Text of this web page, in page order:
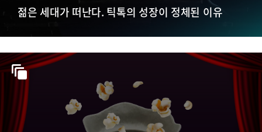
젊은 세대가 떠난다. 틱톡의 성장이 정체된 이유